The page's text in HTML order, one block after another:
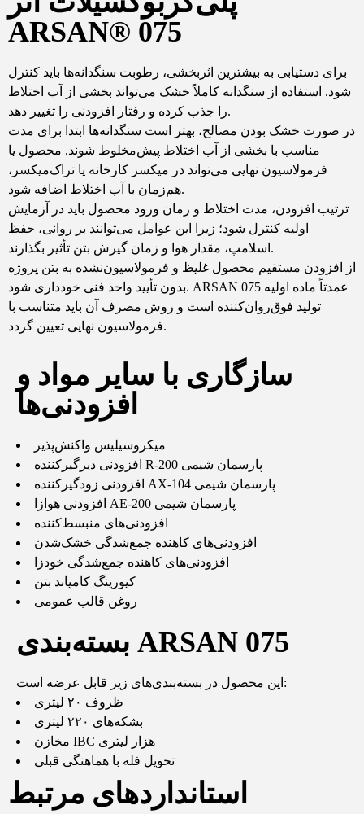
ARSAN® 075
برای دستیابی به بیشترین اثربخشی، رطوبت سنگدانه‌ها باید کنترل
شود. استفاده از سنگدانه کاملاً خشک می‌تواند بخشی از آب اختلاط
را جذب کرده و رفتار افزودنی را تغییر دهد.
در صورت خشک بودن مصالح، بهتر است سنگدانه‌ها ابتدا برای مدت
مناسب با بخشی از آب اختلاط پیش‌مخلوط شوند. محصول یا
فرمولاسیون نهایی می‌تواند در میکسر کارخانه یا تراک‌میکسر،
هم‌زمان با آب اختلاط اضافه شود.
ترتیب افزودن، مدت اختلاط و زمان ورود محصول باید در آزمایش
اولیه کنترل شود؛ زیرا این عوامل می‌توانند بر روانی، حفظ
اسلامپ، مقدار هوا و زمان گیرش بتن تأثیر بگذارند.
از افزودن مستقیم محصول غلیظ و فرمولاسیون‌نشده به بتن پروژه
بدون تأیید واحد فنی خودداری شود. ARSAN 075 عمدتاً ماده اولیه
تولید فوق‌روان‌کننده است و روش مصرف آن باید متناسب با
فرمولاسیون نهایی تعیین گردد.
سازگاری با سایر مواد و
افزودنی‌ها
میکروسیلیس واکنش‌پذیر
افزودنی دیرگیرکننده R-200 پارسمان شیمی
افزودنی زودگیرکننده AX-104 پارسمان شیمی
افزودنی هوازا AE-200 پارسمان شیمی
افزودنی‌های منبسط‌کننده
افزودنی‌های کاهنده جمع‌شدگی خشک‌شدن
افزودنی‌های کاهنده جمع‌شدگی خودزا
کیورینگ کامپاند بتن
روغن قالب عمومی
بسته‌بندی ARSAN 075
این محصول در بسته‌بندی‌های زیر قابل عرضه است:
ظروف ۲۰ لیتری
بشکه‌های ۲۲۰ لیتری
مخازن IBC هزار لیتری
تحویل فله با هماهنگی قبلی
استانداردهای مرتبط